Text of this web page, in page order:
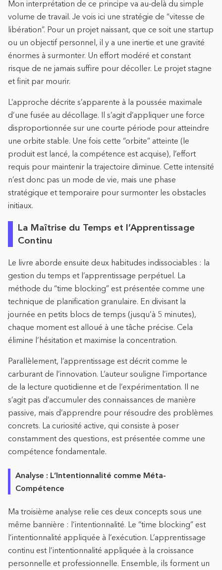
Mon interprétation de ce principe va au-delà du simple
volume de travail. Je vois ici une stratégie de “vitesse de
libération”. Pour un projet naissant, que ce soit une startup
ou un objectif personnel, il y a une inertie et une gravité
énormes à surmonter. Un effort modéré et constant
risque de ne jamais suffire pour décoller. Le projet stagne
et finit par mourir.
L’approche décrite s’apparente à la poussée maximale
d’une fusée au décollage. Il s’agit d’appliquer une force
disproportionnée sur une courte période pour atteindre
une orbite stable. Une fois cette “orbite” atteinte (le
produit est lancé, la compétence est acquise), l’effort
requis pour maintenir la trajectoire diminue. Cette intensité
n’est donc pas un mode de vie, mais une phase
stratégique et temporaire pour surmonter les obstacles
initiaux.
La Maîtrise du Temps et l’Apprentissage
Continu
Le livre aborde ensuite deux habitudes indissociables : la
gestion du temps et l’apprentissage perpétuel. La
méthode du “time blocking” est présentée comme une
technique de planification granulaire. En divisant la
journée en petits blocs de temps (jusqu’à 5 minutes),
chaque moment est alloué à une tâche précise. Cela
élimine l’hésitation et maximise la concentration.
Parallèlement, l’apprentissage est décrit comme le
carburant de l’innovation. L’auteur souligne l’importance
de la lecture quotidienne et de l’expérimentation. Il ne
s’agit pas d’accumuler des connaissances de manière
passive, mais d’apprendre pour résoudre des problèmes
concrets. La curiosité active, qui consiste à poser
constamment des questions, est présentée comme une
compétence fondamentale.
Analyse : L’Intentionnalité comme Méta-
Compétence
Ma troisième analyse relie ces deux concepts sous une
même bannière : l’intentionnalité. Le “time blocking” est
l’intentionnalité appliquée à l’exécution. L’apprentissage
continu est l’intentionnalité appliquée à la croissance
personnelle et professionnelle. Ensemble, ils forment un